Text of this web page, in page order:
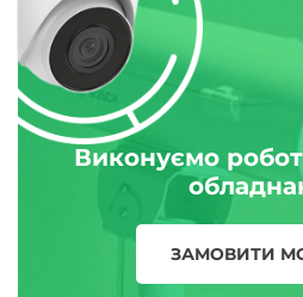
Виконуємо
ЗАМОВИТИ